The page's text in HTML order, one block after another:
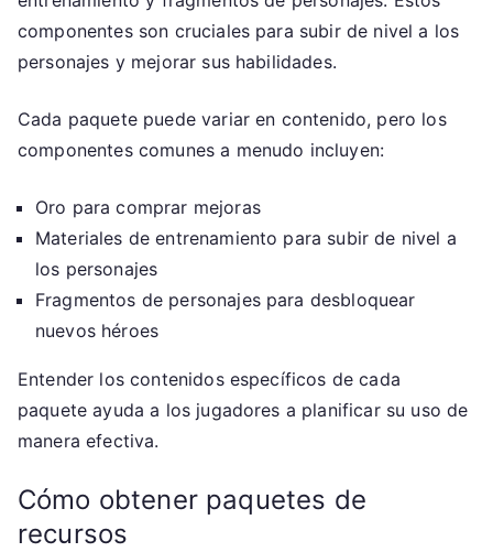
componentes son cruciales para subir de nivel a los
personajes y mejorar sus habilidades.
Cada paquete puede variar en contenido, pero los
componentes comunes a menudo incluyen:
Oro para comprar mejoras
Materiales de entrenamiento para subir de nivel a
los personajes
Fragmentos de personajes para desbloquear
nuevos héroes
Entender los contenidos específicos de cada
paquete ayuda a los jugadores a planificar su uso de
manera efectiva.
Cómo obtener paquetes de
recursos